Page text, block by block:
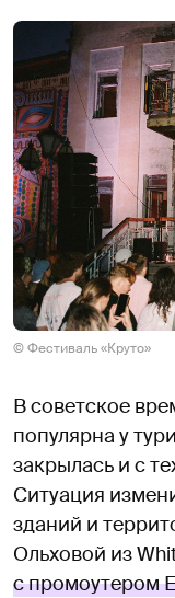
© Фестиваль «Круто»
В советское
популярна у
закрылась и с
Ситуация
зданий и
Ольховой из
с промоутером